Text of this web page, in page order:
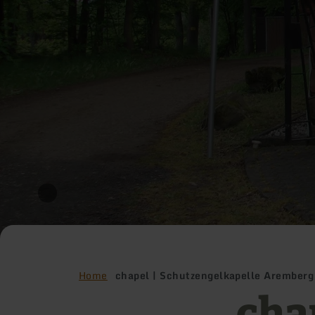
Home chapel | Schutzengelkapelle Aremberg